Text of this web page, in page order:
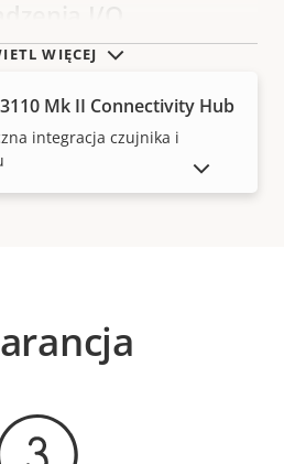
WIĘCEJ
Mk II Connectivity Hub
integracja czujnika i
WYCOFANE Z RYNKU